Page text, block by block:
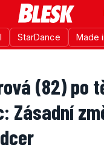
StarDance Made
(82) po
Zásadní